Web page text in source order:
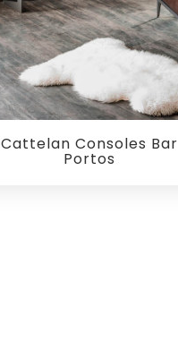
Cattelan Consoles Bar
Portos